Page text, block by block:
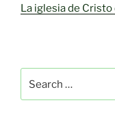
La iglesia de
for: